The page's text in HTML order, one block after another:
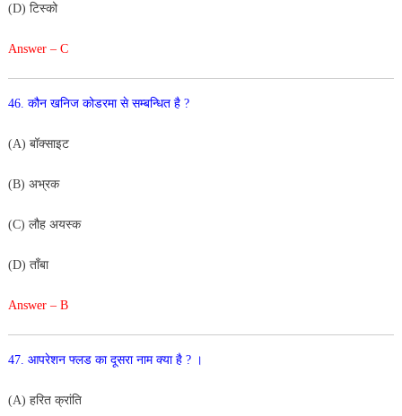
(D) टिस्को
Answer – C
46. कौन खनिज कोडरमा से सम्बन्धित है ?
(A) बॉक्साइट
(B) अभ्रक
(C) लौह अयस्क
(D) ताँबा
Answer – B
47. आपरेशन फ्लड का दूसरा नाम क्या है ? ।
(A) हरित क्रांति